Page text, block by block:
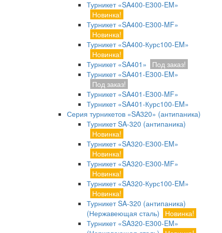
Турникет «SA400-Е300-EM»
Новинка!
Турникет «SA400-Е300-MF»
Новинка!
Турникет «SA400-Курс100-EM»
Новинка!
Турникет «SA401»
Под заказ!
Турникет «SA401-E300-EM»
Под заказ!
Турникет «SA401-E300-MF»
Турникет «SA401-Курс100-EM»
Серия турникетов «SA320» (антипаника)
Турникет SA-320 (антипаника)
Новинка!
Турникет «SA320-Е300-EM»
Новинка!
Турникет «SA320-Е300-MF»
Новинка!
Турникет «SA320-Курс100-EM»
Новинка!
Турникет SA-320 (антипаника)
(Нержавеющая сталь)
Новинка!
Турникет «SA320-Е300-EM»